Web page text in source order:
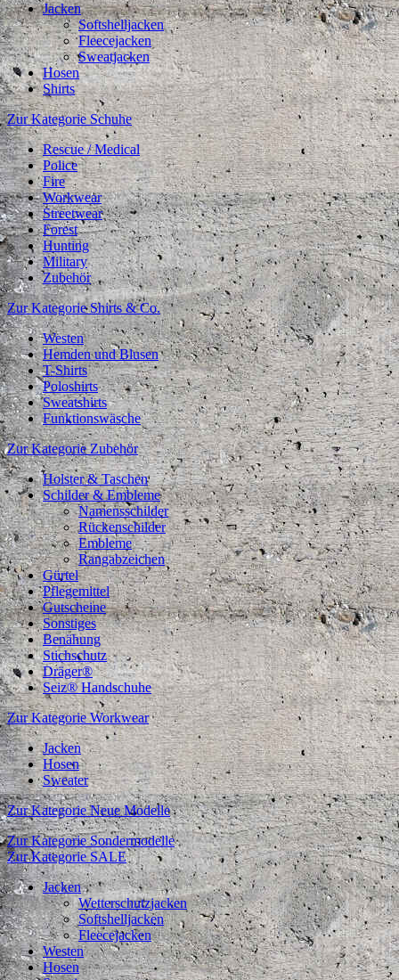
Jacken
Softshelljacken
Fleecejacken
Sweatjacken
Hosen
Shirts
Zur Kategorie Schuhe
Rescue / Medical
Police
Fire
Workwear
Streetwear
Forest
Hunting
Military
Zubehör
Zur Kategorie Shirts & Co.
Westen
Hemden und Blusen
T-Shirts
Poloshirts
Sweatshirts
Funktionswäsche
Zur Kategorie Zubehör
Holster & Taschen
Schilder & Embleme
Namensschilder
Rückenschilder
Embleme
Rangabzeichen
Gürtel
Pflegemittel
Gutscheine
Sonstiges
Benähung
Stichschutz
Dräger®
Seiz® Handschuhe
Zur Kategorie Workwear
Jacken
Hosen
Sweater
Zur Kategorie Neue Modelle
Zur Kategorie Sondermodelle
Zur Kategorie SALE
Jacken
Wetterschutzjacken
Softshelljacken
Fleecejacken
Westen
Hosen